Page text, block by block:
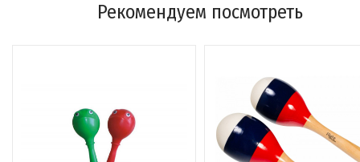
Рекомендуем посмотреть